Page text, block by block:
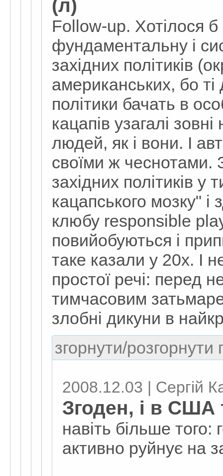
(л)
Follow-up. Хотілося б
фундаментальну і
західних політиків
американських, бо
політики бачать в
кацапів узагалі
людей, як і вони. І
своїми ж чеснотами.
західних політиків у
кацапського мозку" і
клюбу responsible
повийобуються і
таке казали у 20х. І
простої речі: перед
тимчасовим
злобні дикуни в
згорнути/розгорнути
2008.12.03 | Сергій
Згоден, і в США
навіть більше того:
активно руйнує на